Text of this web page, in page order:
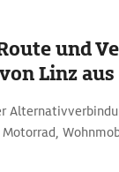
und
Linz